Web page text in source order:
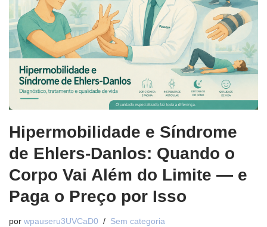
Hipermobilidade e Síndrome
de Ehlers-Danlos: Quando o
Corpo Vai Além do Limite — e
Paga o Preço por Isso
por wpauseru3UVCaD0 Sem categoria